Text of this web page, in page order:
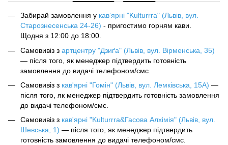
Забирай замовлення у кав‘ярні "Kulturrra" (Львів, вул.
Старознесенська 24-26) - пригостимо горням кави.
Щодня з 12:00 до 18:00.
Самовивіз з артцентру "Дзиґа" (Львів, вул. Вірменська, 35)
— після того, як менеджер підтвердить готовність
замовлення до видачі телефоном/смс.
Самовивіз з кав'ярні "Гомін" (Львів, вул. Лемківська, 15А) —
після того, як менеджер підтвердить готовність замовлення
до видачі телефоном/смс.
Самовивіз з кав'ярні "Kulturrra&Гасова Алхімія" (Львів, вул.
Шевська, 1) — після того, як менеджер підтвердить
готовність замовлення до видачі телефоном/смс.